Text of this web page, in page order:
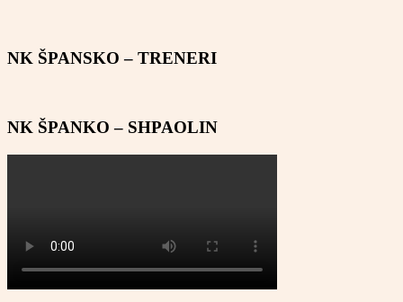
NK ŠPANSKO – TRENERI
NK ŠPANKO – SHPAOLIN